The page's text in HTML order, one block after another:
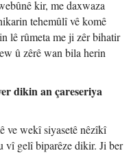
kir, me daxwaza
tehemûlî vê komê
lê rûmeta me ji zêr bihatir
û zêrê wan bila herin
dikin an çareseriya
ve wekî siyasetê nêzîkî
vî gelî biparêze dikir. Ji ber